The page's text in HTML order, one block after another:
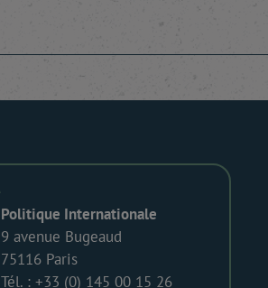
Politique Internationale
9 avenue Bugeaud
75116 Paris
Tél. : +33 (0) 145 00 15 26